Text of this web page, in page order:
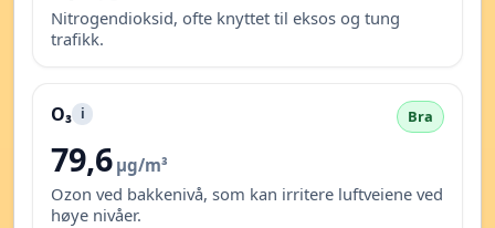
Nitrogendioksid, ofte knyttet til eksos og tung
trafikk.
O₃ i Bra
79,6 µg/m³
Ozon ved bakkenivå, som kan irritere luftveiene ved
høye nivåer.